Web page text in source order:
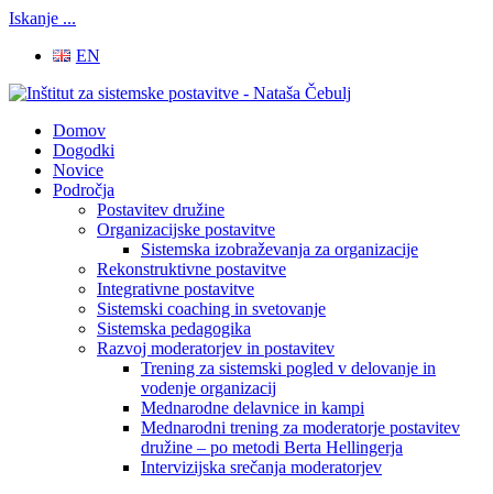
Iskanje ...
EN
Domov
Dogodki
Novice
Področja
Postavitev družine
Organizacijske postavitve
Sistemska izobraževanja za organizacije
Rekonstruktivne postavitve
Integrativne postavitve
Sistemski coaching in svetovanje
Sistemska pedagogika
Razvoj moderatorjev in postavitev
Trening za sistemski pogled v delovanje in
vodenje organizacij
Mednarodne delavnice in kampi
Mednarodni trening za moderatorje postavitev
družine – po metodi Berta Hellingerja
Intervizijska srečanja moderatorjev